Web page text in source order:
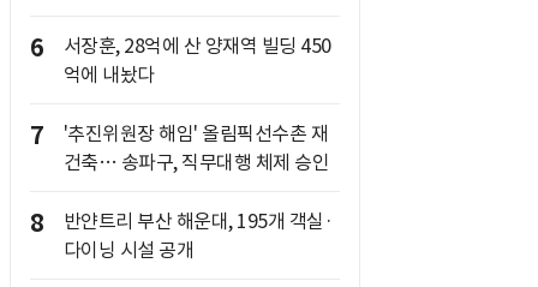
6
서장훈, 28억에 산 양재역 빌딩 450
억에 내놨다
7
'추진위원장 해임' 올림픽선수촌 재
건축… 송파구, 직무대행 체제 승인
8
반얀트리 부산 해운대, 195개 객실·
다이닝 시설 공개